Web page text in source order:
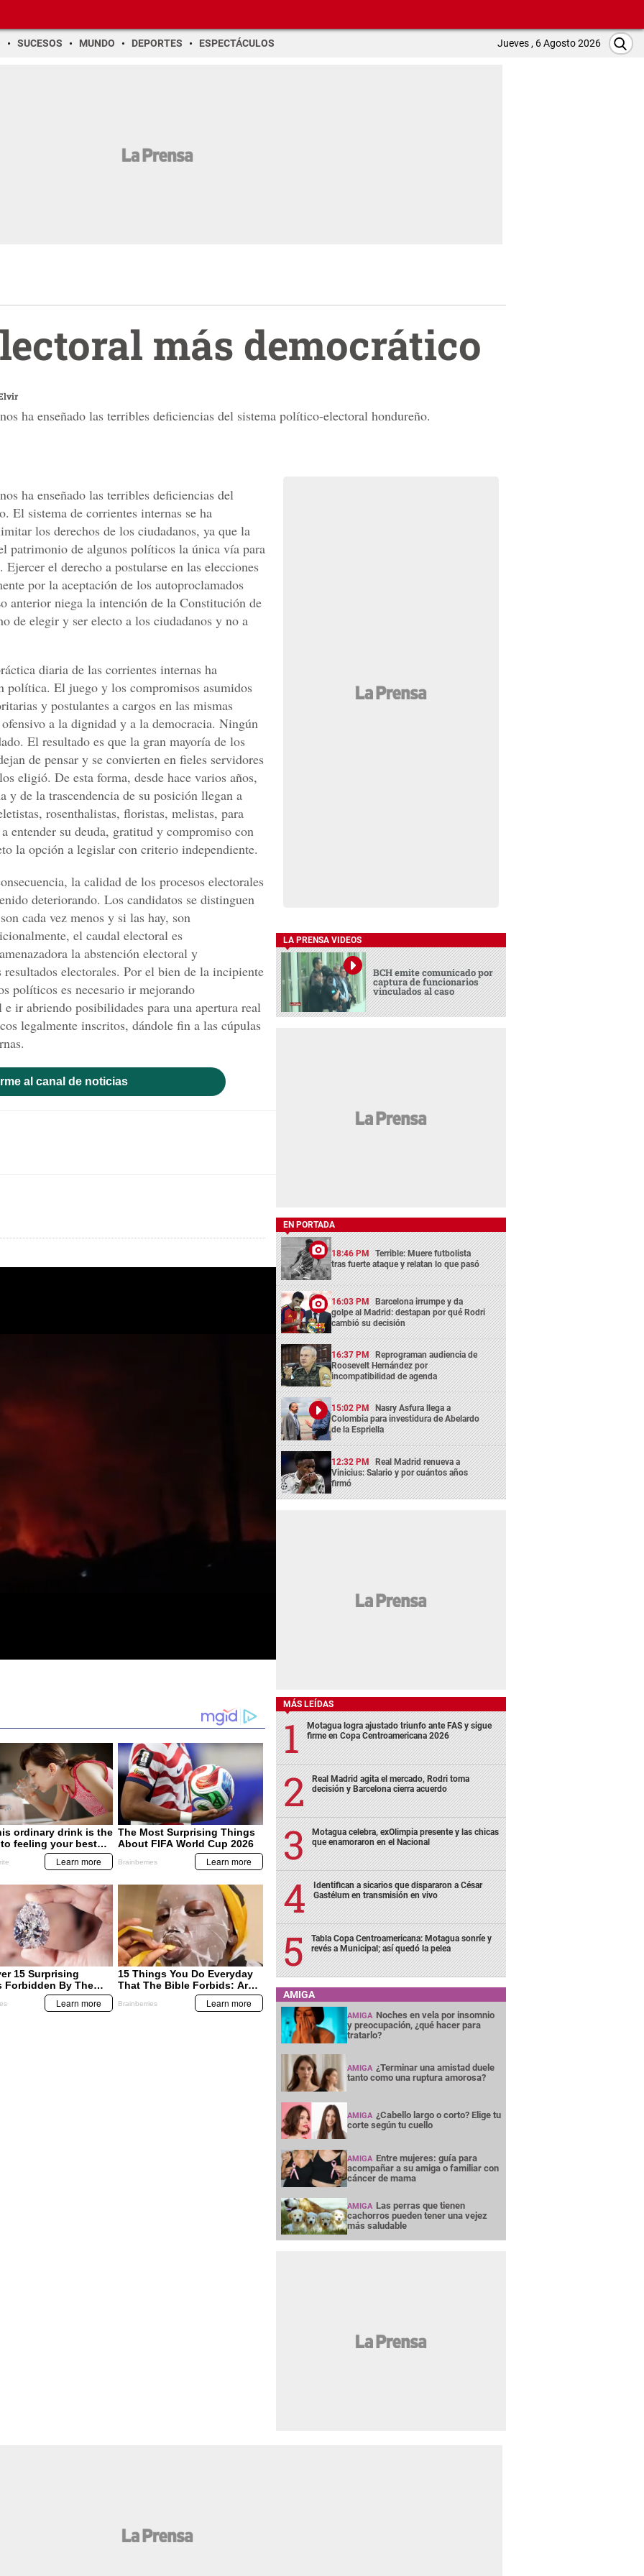
SUCESOS MUNDO DEPORTES ESPECTÁCULOS Jueves , 6 Agosto 2026
más democrático
ha enseñado las terribles deficiencias del sistema político-electoral hondureño.
ha enseñado las terribles deficiencias del
El sistema de corrientes internas se ha
los derechos de los ciudadanos, ya que la
patrimonio de algunos políticos la única vía para
el derecho a postularse en las elecciones
por la aceptación de los autoproclamados
anterior niega la intención de la Constitución de
de elegir y ser electo a los ciudadanos y no a
diaria de las corrientes internas ha
El juego y los compromisos asumidos
y postulantes a cargos en las mismas
a la dignidad y a la democracia. Ningún
El resultado es que la gran mayoría de los
de pensar y se convierten en fieles servidores
eligió. De esta forma, desde hace varios años,
y de la trascendencia de su posición llegan a
rosenthalistas, floristas, melistas, para
entender su deuda, gratitud y compromiso con
la opción a legislar con criterio independiente.
la calidad de los procesos electorales
deteriorando. Los candidatos se distinguen
cada vez menos y si las hay, son
el caudal electoral es
la abstención electoral y
electorales. Por el bien de la incipiente
políticos es necesario ir mejorando
ir abriendo posibilidades para una apertura real
legalmente inscritos, dándole fin a las cúpulas
al canal de noticias
LA PRENSA VIDEOS
BCH emite comunicado por
captura de funcionarios
vinculados al caso
EN PORTADA
18:46 PM Terrible: Muere futbolista
tras fuerte ataque y relatan lo que pasó
16:03 PM Barcelona irrumpe y da
golpe al Madrid: destapan por qué Rodri
cambió su decisión
16:37 PM Reprograman audiencia de
Roosevelt Hernández por
incompatibilidad de agenda
15:02 PM Nasry Asfura llega a
Colombia para investidura de Abelardo
de la Espriella
12:32 PM Real Madrid renueva a
Vinicius: Salario y por cuántos años
firmó
MÁS LEÍDAS
Motagua logra ajustado triunfo ante FAS y sigue
firme en Copa Centroamericana 2026
Real Madrid agita el mercado, Rodri toma
decisión y Barcelona cierra acuerdo
Motagua celebra, exOlimpia presente y las chicas
que enamoraron en el Nacional
Identifican a sicarios que dispararon a César
Gastélum en transmisión en vivo
Tabla Copa Centroamericana: Motagua sonríe y
revés a Municipal; así quedó la pelea
AMIGA
AMIGA Noches en vela por insomnio
y preocupación, ¿qué hacer para
tratarlo?
AMIGA ¿Terminar una amistad duele
tanto como una ruptura amorosa?
AMIGA ¿Cabello largo o corto? Elige tu
corte según tu cuello
AMIGA Entre mujeres: guía para
acompañar a su amiga o familiar con
cáncer de mama
AMIGA Las perras que tienen
cachorros pueden tener una vejez
más saludable